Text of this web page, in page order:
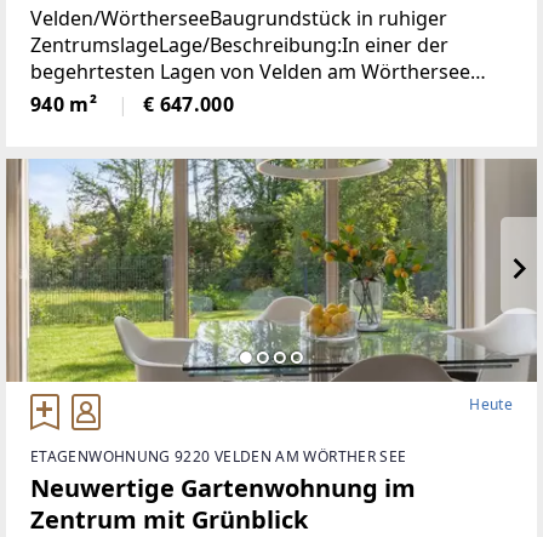
Velden/WörtherseeBaugrundstück in ruhiger
ZentrumslageLage/Beschreibung:In einer der
begehrtesten Lagen von Velden am Wörthersee
befindet sich dieses ca. 940 m² große Grundstück,
das mit seiner ruhigen und dennoch zentralen Lage
940 m² € 647.000
Heute
ETAGENWOHNUNG 9220 VELDEN AM WÖRTHER SEE
Neuwertige Gartenwohnung im
Zentrum mit Grünblick